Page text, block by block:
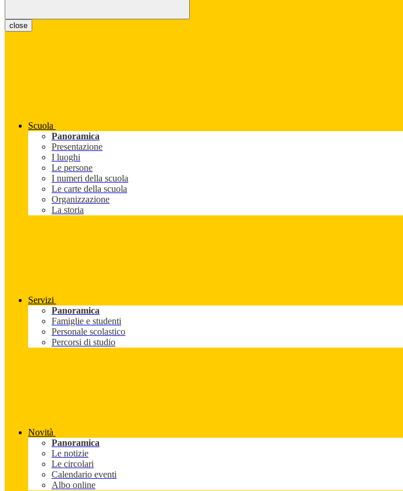
close
Scuola
Panoramica
Presentazione
I luoghi
Le persone
I numeri della scuola
Le carte della scuola
Organizzazione
La storia
Servizi
Panoramica
Famiglie e studenti
Personale scolastico
Percorsi di studio
Novità
Panoramica
Le notizie
Le circolari
Calendario eventi
Albo online